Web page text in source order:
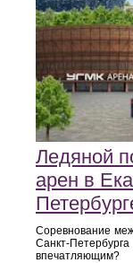
Ледяной
арен в
Соревнование
Санкт-
впечатляющим?